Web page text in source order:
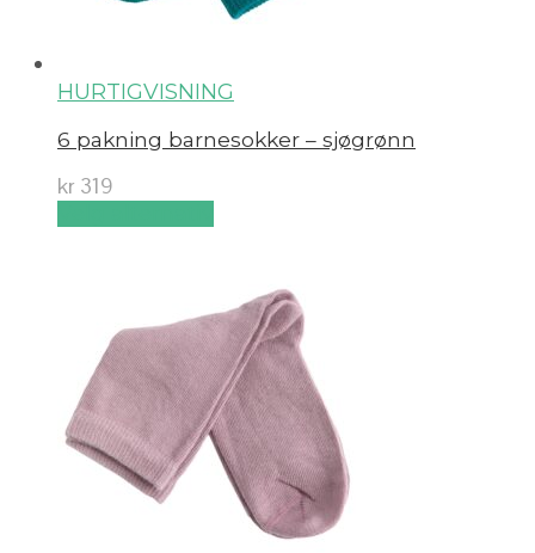
HURTIGVISNING
6 pakning barnesokker – sjøgrønn
kr 319